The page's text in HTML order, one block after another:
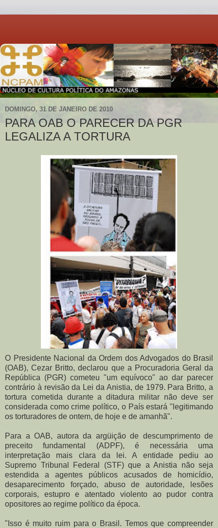
DOMINGO, 31 DE JANEIRO DE 2010
PARA OAB O PARECER DA PGR
LEGALIZA A TORTURA
O Presidente Nacional da Ordem dos Advogados do Brasil
(OAB), Cezar Britto, declarou que a Procuradoria Geral da
República (PGR) cometeu "um equívoco" ao dar parecer
contrário à revisão da Lei da Anistia, de 1979. Para Britto, a
tortura cometida durante a ditadura militar não deve ser
considerada como crime político, o País estará "legitimando
os torturadores de ontem, de hoje e de amanhã".
Para a OAB, autora da argüição de descumprimento de
preceito fundamental (ADPF), é necessária uma
interpretação mais clara da lei. A entidade pediu ao
Supremo Tribunal Federal (STF) que a Anistia não seja
estendida a agentes públicos acusados de homicídio,
desaparecimento forçado, abuso de autoridade, lesões
corporais, estupro e atentado violento ao pudor contra
opositores ao regime político da época.
"Isso é muito ruim para o Brasil. Temos que compreender